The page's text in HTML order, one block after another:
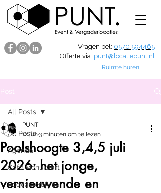
Vragen bel: 0570 594465
Offerte via: punt@locatiepunt.nl
Ruimte huren
Post
All Posts
Agenda
Café Menukaart
PodcastersIVE
All Posts
Poolshoogte 3,4,5 juli
2026: het jonge,
vernieuwende en
PUNT
12 jun3 minuten om te lezen